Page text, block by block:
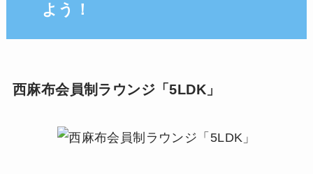
よう！
西麻布会員制ラウンジ「5LDK」